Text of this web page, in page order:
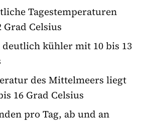
Tagestemperaturen
Grad Celsius
deutlich kühler mit 10 bis 13
des Mittelmeers liegt
16 Grad Celsius
pro Tag, ab und an